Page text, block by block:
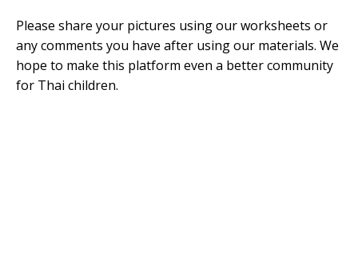
Please share your pictures using our worksheets or
any comments you have after using our materials. We
hope to make this platform even a better community
for Thai children.